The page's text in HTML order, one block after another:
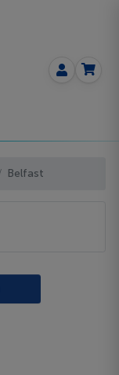
Belfast